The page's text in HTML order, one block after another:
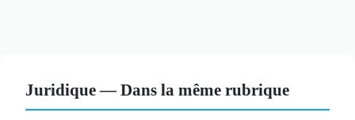
Juridique — Dans la même rubrique